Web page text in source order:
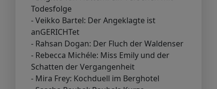
Todesfolge
- Veikko Bartel: Der Angeklagte ist
anGERICHTet
- Rahsan Dogan: Der Fluch der Waldenser
- Rebecca Michéle: Miss Emily und der
Schatten der Vergangenheit
- Mira Frey: Kochduell im Berghotel